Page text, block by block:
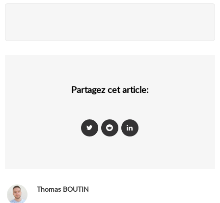
Partagez cet article:
Thomas BOUTIN